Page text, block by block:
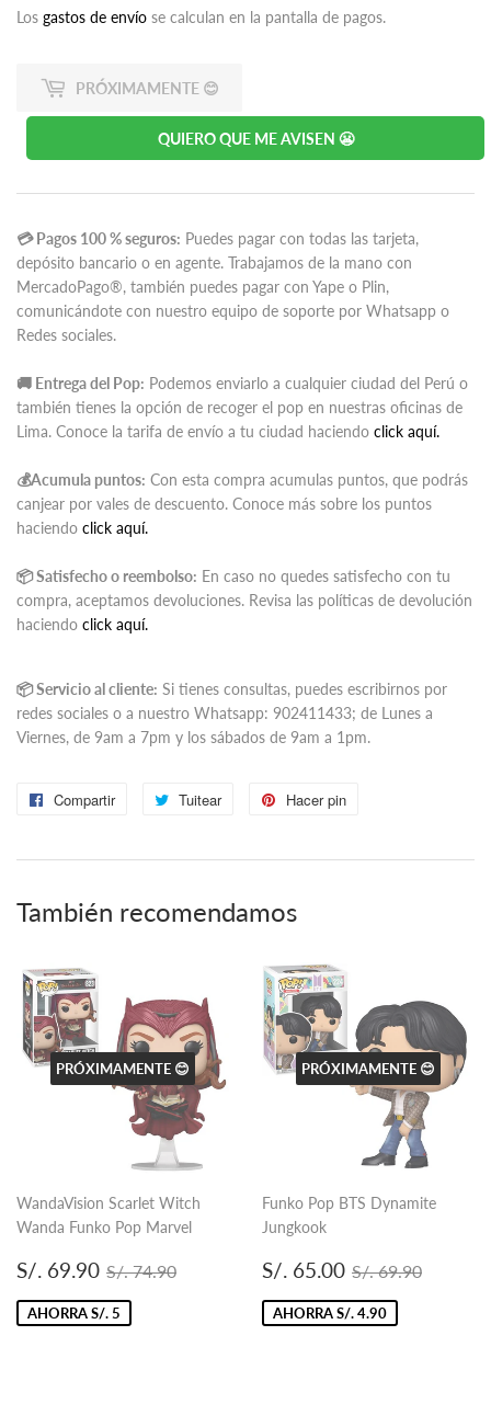
habitual
69.90
de
65.00
Los gastos de envío se calculan en la pantalla de pagos.
PRÓXIMAMENTE 😊
QUIERO QUE ME AVISEN 😬
💳 Pagos 100 % seguros: Puedes pagar con todas las tarjeta,
depósito bancario o en agente. Trabajamos de la mano con
MercadoPago®️, también puedes pagar con Yape o Plin,
comunicándote con nuestro equipo de soporte por Whatsapp o
Redes sociales.
🚚 Entrega del Pop: Podemos enviarlo a cualquier ciudad del Perú o
también tienes la opción de recoger el pop en nuestras oficinas de
Lima. Conoce la tarifa de envío a tu ciudad haciendo click aquí.
💰Acumula puntos: Con esta compra acumulas puntos, que podrás
canjear por vales de descuento. Conoce más sobre los puntos
haciendo click aquí.
📦 Satisfecho o reembolso: En caso no quedes satisfecho con tu
compra, aceptamos devoluciones. Revisa las políticas de devolución
haciendo click aquí.
📦 Servicio al cliente: Si tienes consultas, puedes escribirnos por
redes sociales o a nuestro Whatsapp: ‭902411433‬; de Lunes a
Viernes, de 9am a 7pm y los sábados de 9am a 1pm.
Compartir
Compartir
Facebook
Tuitear
Tuitear
Twitter
Hacer pin
Pinterest
También recomendamos
PRÓXIMAMENTE 😊
WandaVision Scarlet Witch
Wanda Funko Pop Marvel
Precio
de
oferta
S/. 69.90 S/.
69.90
Precio habitual
S/. 74.90
AHORRA S/. 5
PRÓXIMAMENTE 😊
Funko Pop BTS Dynamite
Jungkook
Precio
de
oferta
S/. 65.00 S/.
65.00
Precio habitual
S/. 69.90
AHORRA S/. 4.90